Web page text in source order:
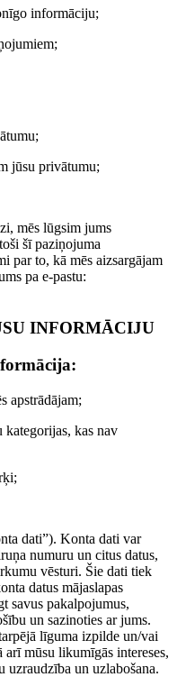
informāciju;
jūsu privātumu;
mēs lūgsim jums
šī paziņojuma
par to, kā mēs aizsargājam
pa e-pastu:
INFORMĀCIJU
apstrādājam;
kategorijas, kas nav
dati”). Konta dati var
numuru un citus datus,
vēsturi. Šie dati tiek
datus mājaslapas
savus pakalpojumus,
un sazinoties ar jums.
līguma izpilde un/vai
mūsu likumīgās intereses,
uzraudzība un uzlabošana.